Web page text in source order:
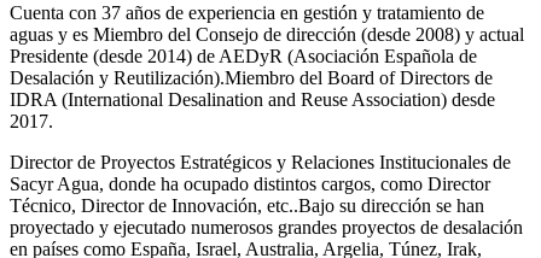
Cuenta con 37 años de experiencia en gestión y tratamiento de
aguas y es Miembro del Consejo de dirección (desde 2008) y actual
Presidente (desde 2014) de AEDyR (Asociación Española de
Desalación y Reutilización).Miembro del Board of Directors de
IDRA (International Desalination and Reuse Association) desde
2017.
Director de Proyectos Estratégicos y Relaciones Institucionales de
Sacyr Agua, donde ha ocupado distintos cargos, como Director
Técnico, Director de Innovación, etc..Bajo su dirección se han
proyectado y ejecutado numerosos grandes proyectos de desalación
en países como España, Israel, Australia, Argelia, Túnez, Irak,